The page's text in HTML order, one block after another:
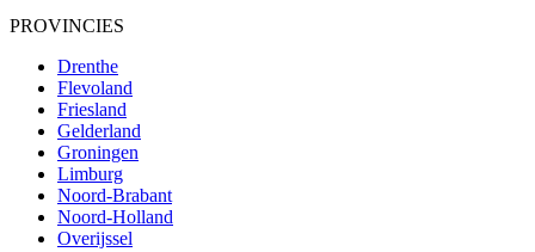
PROVINCIES
Drenthe
Flevoland
Friesland
Gelderland
Groningen
Limburg
Noord-Brabant
Noord-Holland
Overijssel